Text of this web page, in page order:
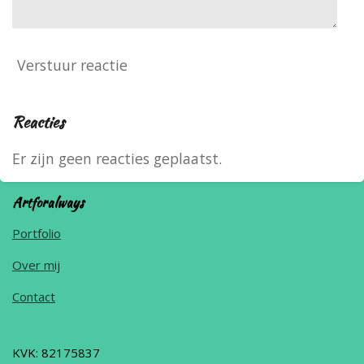
Verstuur reactie
Reacties
Er zijn geen reacties geplaatst.
Artforalways
Portfolio
Over mij
Contact
KVK: 82175837